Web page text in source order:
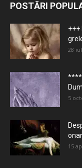
POSTĂRI
28
****
5
15